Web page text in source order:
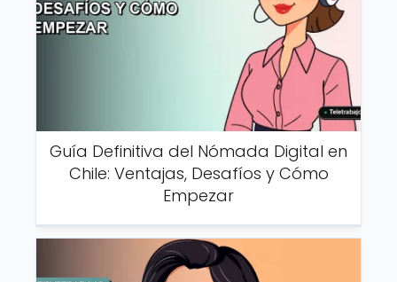
Guía Definitiva del Nómada Digital en
Chile: Ventajas, Desafíos y Cómo
Empezar